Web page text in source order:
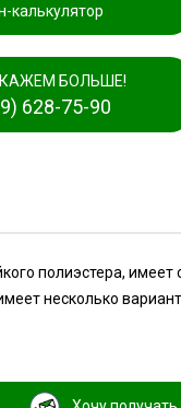
калькулятор
БОЛЬШЕ!
628-75-90
полиэстера, имеет
несколько